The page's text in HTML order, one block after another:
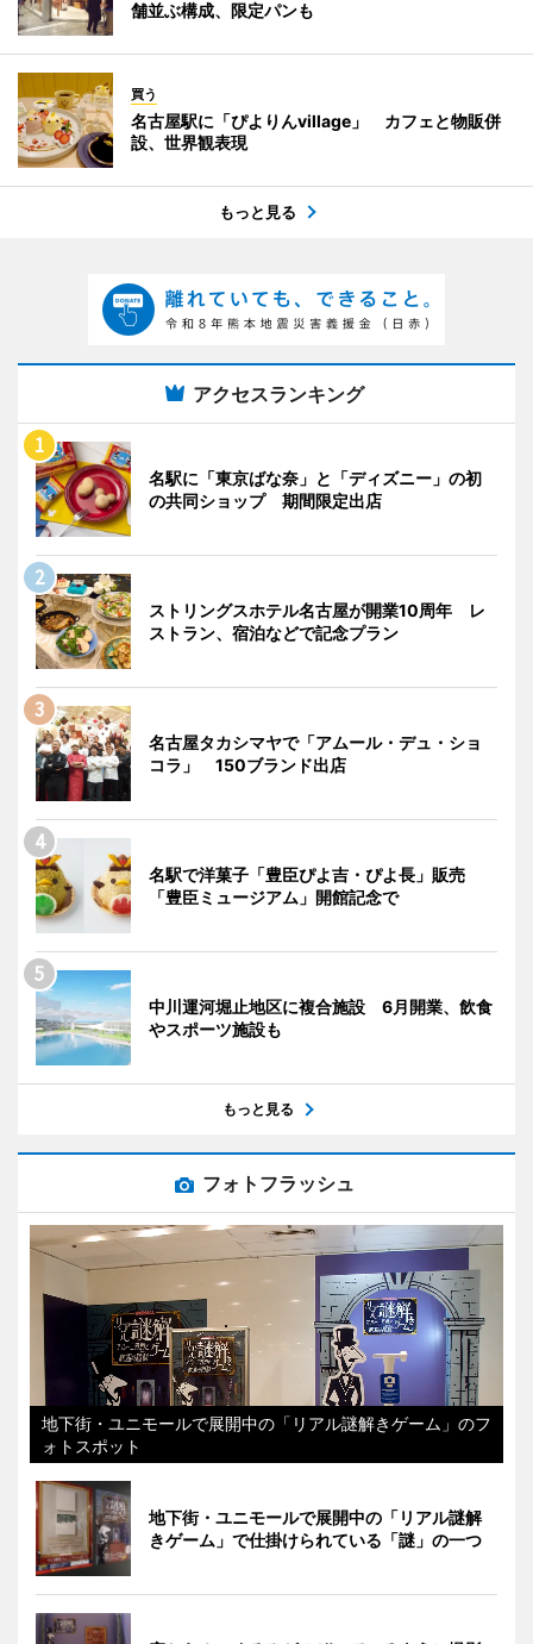
舗並ぶ構成、限定パンも
買う
名古屋駅に「ぴよりんvillage」 カフェと物販併
設、世界観表現
もっと見る
アクセスランキング
名駅に「東京ばな奈」と「ディズニー」の初
の共同ショップ 期間限定出店
ストリングスホテル名古屋が開業10周年 レ
ストラン、宿泊などで記念プラン
名古屋タカシマヤで「アムール・デュ・ショ
コラ」 150ブランド出店
名駅で洋菓子「豊臣ぴよ吉・ぴよ長」販売
「豊臣ミュージアム」開館記念で
中川運河堀止地区に複合施設 6月開業、飲食
やスポーツ施設も
もっと見る
フォトフラッシュ
地下街・ユニモールで展開中の「リアル謎解きゲーム」のフ
ォトスポット
地下街・ユニモールで展開中の「リアル謎解
きゲーム」で仕掛けられている「謎」の一つ